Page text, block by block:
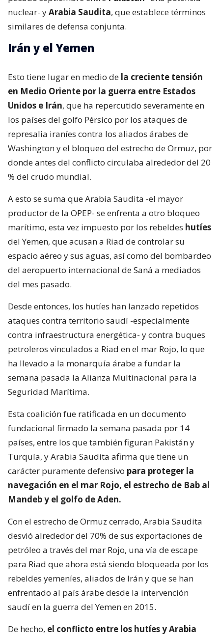
nuclear- yArabia Saudita, que establece términos
similares de defensa conjunta.
Irán y el Yemen
Esto tiene lugar en medio de la creciente tensión
en Medio Oriente por la guerra entre Estados
Unidos e Irán, que ha repercutido severamente en
los países del golfo Pérsico por los ataques de
represalia iraníes contra los aliados árabes de
Washington y el bloqueo del estrecho de Ormuz, por
donde antes del conflicto circulaba alrededor del 20
% del crudo mundial.
A esto se suma que Arabia Saudita -el mayor
productor de la OPEP- se enfrenta a otro bloqueo
marítimo, esta vez impuesto por los rebeldes hutíes
del Yemen, que acusan a Riad de controlar su
espacio aéreo y sus aguas, así como del bombardeo
del aeropuerto internacional de Saná a mediados
del mes pasado.
Desde entonces, los hutíes han lanzado repetidos
ataques contra territorio saudí -especialmente
contra infraestructura energética- y contra buques
petroleros vinculados a Riad en el mar Rojo, lo que
ha llevado a la monarquía árabe a fundar la
semana pasada la Alianza Multinacional para la
Seguridad Marítima.
Esta coalición fue ratificada en un documento
fundacional firmado la semana pasada por 14
países, entre los que también figuran Pakistán y
Turquía, y Arabia Saudita afirma que tiene un
carácter puramente defensivo para proteger la
navegación en el mar Rojo, el estrecho de Bab al
Mandeb y el golfo de Aden.
Con el estrecho de Ormuz cerrado, Arabia Saudita
desvió alrededor del 70% de sus exportaciones de
petróleo a través del mar Rojo, una vía de escape
para Riad que ahora está siendo bloqueada por los
rebeldes yemeníes, aliados de Irán y que se han
enfrentado al país árabe desde la intervención
saudí en la guerra del Yemen en 2015.
De hecho, el conflicto entre los hutíes y Arabia